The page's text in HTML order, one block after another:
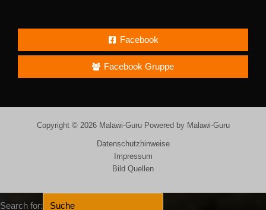
Facebook
Facebook Gruppe
Copyright © 2026 Malawi-Guru Powered by Malawi-Guru
Datenschutzhinweise
Impressum
Bild Quellen
Search for: